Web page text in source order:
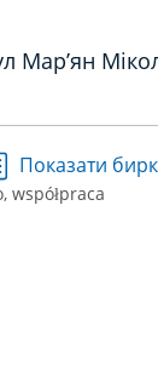
Мар’ян
Показати
, współpraca